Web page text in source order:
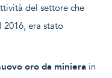
del settore che
2016, era stato
oro da miniera in